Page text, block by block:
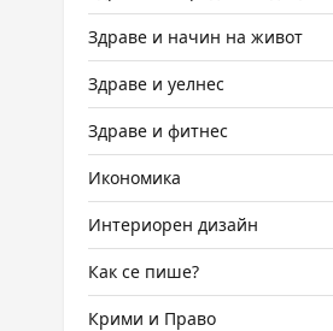
Здраве и начин на живот
Здраве и уелнес
Здраве и фитнес
Икономика
Интериорен дизайн
Как се пише?
Крими и Право